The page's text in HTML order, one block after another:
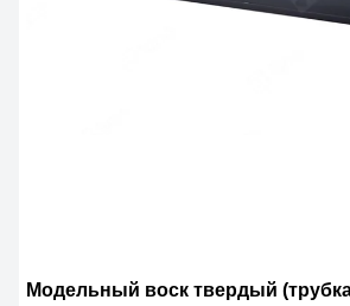
Модельный воск твердый